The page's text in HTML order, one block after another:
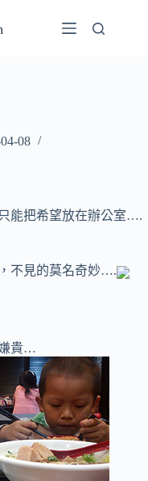
08
能把希望放在辦公室….
不見的莫名奇妙….
貴…